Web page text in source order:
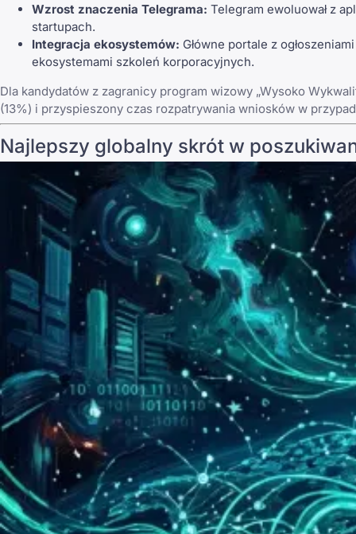
Wzrost znaczenia Telegrama: Telegram ewoluował z
startupach.
Integracja ekosystemów: Główne portale z
ekosystemami szkoleń korporacyjnych.
Dla kandydatów z zagranicy program wizowy „Wysoko
(13%) i przyspieszony czas rozpatrywania wniosków w
Najlepszy globalny skrót w